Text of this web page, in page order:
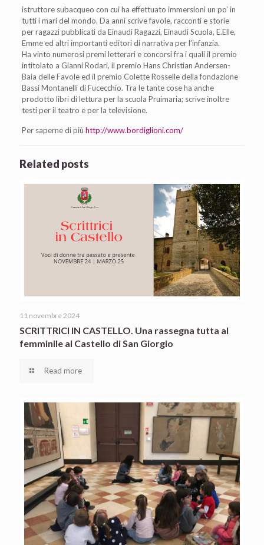
istruttore subacqueo con cui ha effettuato immersioni un po’ in
tutti i mari del mondo. Da anni scrive favole, racconti e storie
per ragazzi pubblicati da Einaudi Ragazzi, Einaudi Scuola, E.Elle,
Emme ed altri importanti editori di narrativa per l’infanzia.
Ha vinto numerosi premi letterari e concorsi fra i quali il premio
intitolato a Gianni Rodari, il premio Hans Christian Andersen-
Baia delle Favole ed il premio Colette Rosselle della fondazione
Bassi Montanelli di Fucecchio. Tra le tante cose ha anche
prodotto libri di lettura per la scuola Pruimaria; scrive inoltre
testi per il teatro e per la televisione.
Per saperne di più http://www.bordiglioni.com/
Related posts
11 novembre 2024
SCRITTRICI IN CASTELLO. Una rassegna tutta al
femminile al Castello di San Giorgio
Read more